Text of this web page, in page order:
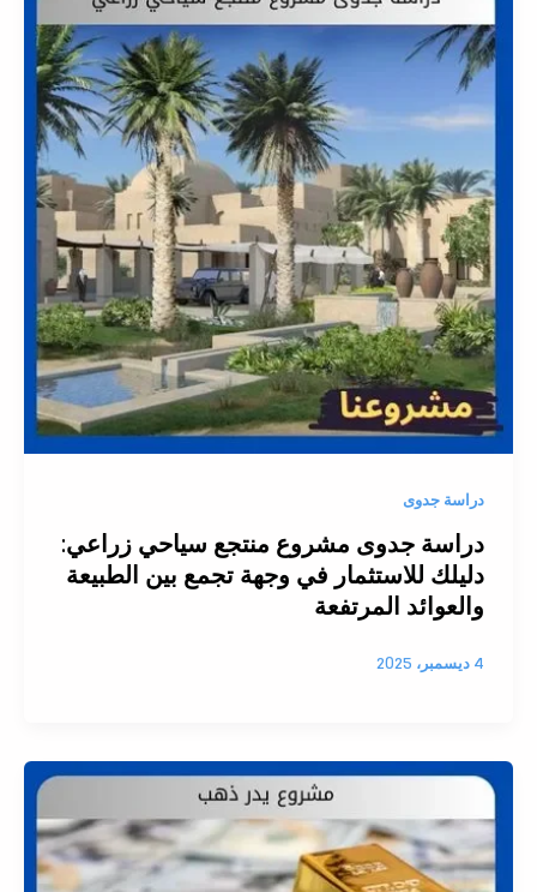
دراسة جدوى
دراسة جدوى مشروع منتجع سياحي زراعي:
دليلك للاستثمار في وجهة تجمع بين الطبيعة
والعوائد المرتفعة
4 ديسمبر، 2025